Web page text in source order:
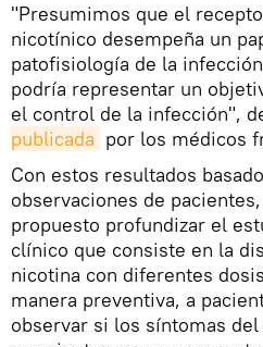
"Presumimos que el
nicotínico desempeña un
patofisiología de la
podría representar un
el control de la infección",
publicada por los médicos
Con estos resultados
observaciones de
propuesto profundizar el
clínico que consiste en la
nicotina con diferentes
manera preventiva, a
observar si los síntomas